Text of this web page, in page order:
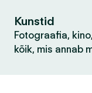
Kunstid
Fotograafia,
kõik, mis annab